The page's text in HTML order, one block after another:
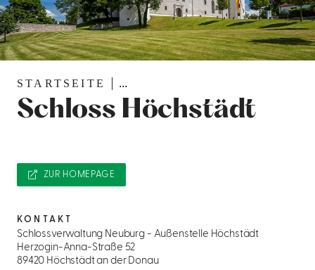
STARTSEITE ...
Schloss Höchstädt
ZUR HOMEPAGE
KONTAKT
Schlossverwaltung Neuburg - Außenstelle Höchstädt
Herzogin-Anna-Straße 52
89420 Höchstädt an der Donau